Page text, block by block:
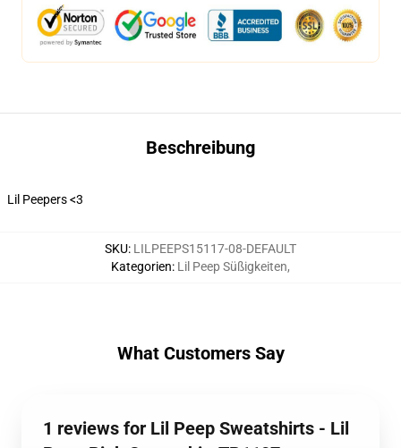
Beschreibung
Lil Peepers <3
SKU: LILPEEPS15117-08-DEFAULT
Kategorien: Lil Peep Süßigkeiten,
What Customers Say
1 reviews for Lil Peep Sweatshirts - Lil